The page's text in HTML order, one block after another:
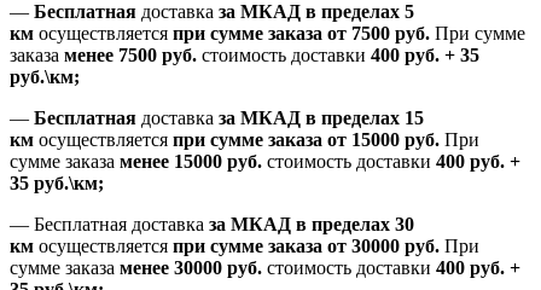
— Бесплатная доставка за МКАД в пределах 5
км осуществляется при сумме заказа от 7500 руб. При сумме
заказа менее 7500 руб. стоимость доставки 400 руб. + 35
руб.\км;
— Бесплатная доставка за МКАД в пределах 15
км осуществляется при сумме заказа от 15000 руб. При
сумме заказа менее 15000 руб. стоимость доставки 400 руб. +
35 руб.\км;
— Бесплатная доставка за МКАД в пределах 30
км осуществляется при сумме заказа от 30000 руб. При
сумме заказа менее 30000 руб. стоимость доставки 400 руб. +